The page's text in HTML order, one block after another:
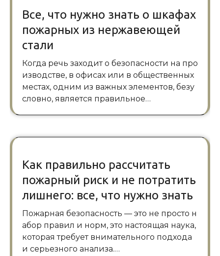
Все, что нужно знать о шкафах
пожарных из нержавеющей
стали
Когда речь заходит о безопасности на про
изводстве, в офисах или в общественных
местах, одним из важных элементов, безу
словно, является правильное…
Как правильно рассчитать
пожарный риск и не потратить
лишнего: все, что нужно знать
Пожарная безопасность — это не просто н
абор правил и норм, это настоящая наука,
которая требует внимательного подхода
и серьезного анализа.…